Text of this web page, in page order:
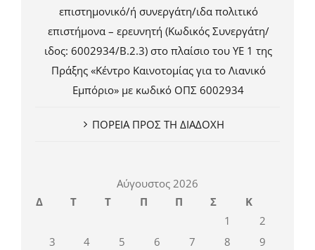
επιστημονικό/ή συνεργάτη/ιδα πολιτικό
επιστήμονα – ερευνητή (Κωδικός Συνεργάτη/
ιδος: 6002934/Β.2.3) στο πλαίσιο του ΥΕ 1 της
Πράξης «Κέντρο Καινοτομίας για το Λιανικό
Εμπόριο» με κωδικό ΟΠΣ 6002934
ΠΟΡΕΙΑ ΠΡΟΣ ΤΗ ΔΙΑΔΟΧΗ
Αύγουστος 2026
Δ
Τ Τ Π Π Σ
Κ
1
2
3
4 5 6 7 8
9